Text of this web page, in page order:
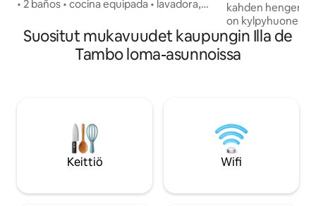
• 2 baños • cocina equipada • lavadora,
autónomo • calefacción • WiFi gratis • TV
y Netflix • guía local: turismo +
restaurantes • taxi privado: aeropuerto y
utensilios de cocina y menaje completo.
• Zona de lavandería: lavadora,
tendedero y plancha. • Entretenimiento:
televisión, Netflix, juegos de mesa. •
toda la room durante tu estancia. 🕒
kahden hengen
on kylpyhuone, ja
kolme vuodetta.
joista on upeat
suistoon, ja
rauhallisuuden ja
ajomatkan
ilmastointi.
Suositut mukavuudet kaupungin Illa de
Tambo loma-asunnoissa
Keittiö Wifi